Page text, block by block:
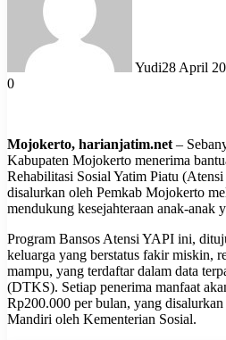
Yudi28 April
0
Mojokerto, harianjatim.net –
Kabupaten Mojokerto menerima
Rehabilitasi Sosial Yatim Piatu
disalurkan oleh Pemkab Mojokerto
mendukung kesejahteraan anak-anak
Program Bansos Atensi YAPI ini,
keluarga yang berstatus fakir miskin,
mampu, yang terdaftar dalam data
(DTKS). Setiap penerima manfaat
Rp200.000 per bulan, yang
Mandiri oleh Kementerian Sosial.